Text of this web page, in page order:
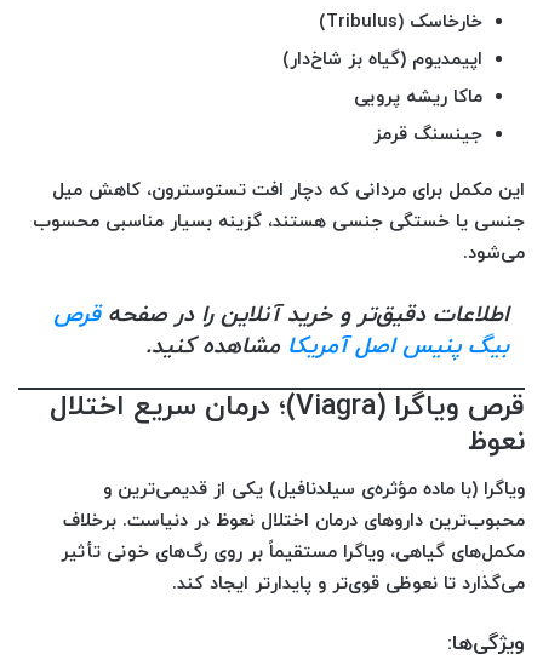
خارخاسک (Tribulus)
اپیمدیوم (گیاه بز شاخ‌دار)
ماکا ریشه پرویی
جینسنگ قرمز
این مکمل برای مردانی که دچار افت تستوسترون، کاهش میل
جنسی یا خستگی جنسی هستند، گزینه بسیار مناسبی محسوب
می‌شود.
اطلاعات دقیق‌تر و خرید آنلاین را در صفحهقرص
بیگ پنیس اصل آمریکا مشاهده کنید.
قرص ویاگرا (Viagra)؛ درمان سریع اختلال
نعوظ
ویاگرا (با ماده مؤثره‌ی سیلدنافیل) یکی از قدیمی‌ترین و
محبوب‌ترین داروهای درمان اختلال نعوظ در دنیاست. برخلاف
مکمل‌های گیاهی، ویاگرا مستقیماً بر روی رگ‌های خونی تأثیر
می‌گذارد تا نعوظی قوی‌تر و پایدارتر ایجاد کند.
ویژگی‌ها: